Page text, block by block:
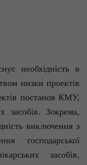
необхідність в
низки проектів
постанов КМУ,
засобів. Зокрема,
виключення з
господарської
засобів,